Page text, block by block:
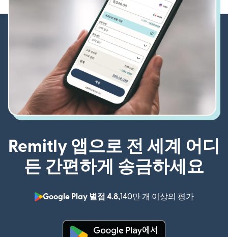
Remitly 앱으로 전 세계 어디
든 간편하게 송금하세요
Google Play 별점 4.8,140만 개 이상의 평가